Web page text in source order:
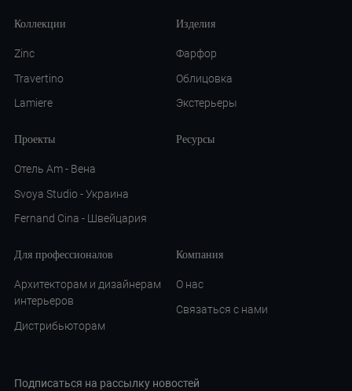
Коллекции
Zinc
Travertino
Lamiere
Изделия
Фарфор
Облицовка
Экстерьеры
Проекты
Отель Am - Вена
Svoya Studio - Украина
Fernand Cina - Швейцария
Ресурсы
Для профессионалов
Архитекторам и дизайнерам
интерьеров
Дистрибьюторам
Компания
О нас
Связаться с нами
Подписаться на рассылку новостей